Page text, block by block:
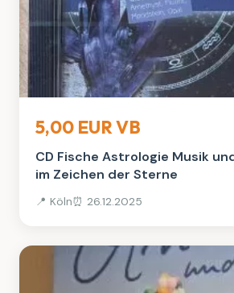
5,00 EUR VB
CD Fische Astrologie Musik
im Zeichen der Sterne
📍 Köln⏰ 26.12.2025